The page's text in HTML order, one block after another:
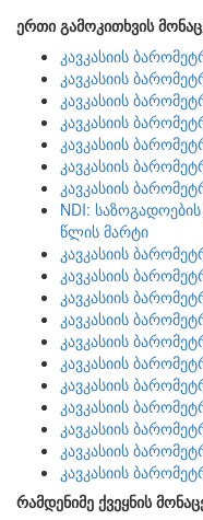
ერთი გამოკითხვის
კავკასიის
კავკასიის
კავკასიის
კავკასიის
კავკასიის
კავკასიის
კავკასიის
NDI:
წლის მარტი
კავკასიის
კავკასიის
კავკასიის
კავკასიის
კავკასიის
კავკასიის
კავკასიის
კავკასიის
კავკასიის
კავკასიის
კავკასიის
რამდენიმე ქვეყნის